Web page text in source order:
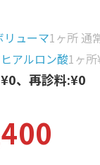
リューマ1ヶ所 通
アルロン酸1ヶ所
、再診料:¥0